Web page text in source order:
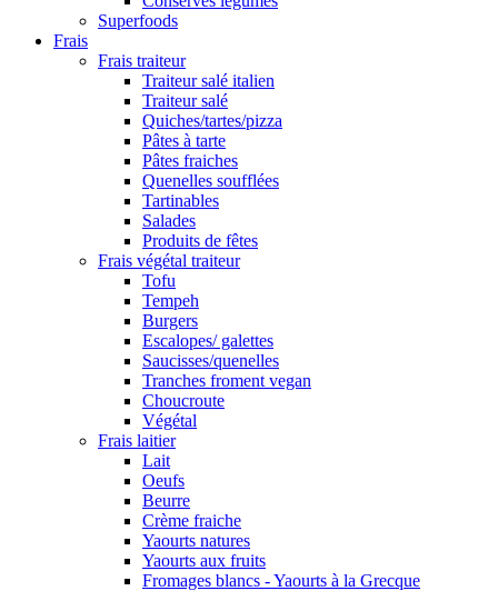
Superfoods
Frais
Frais traiteur
Traiteur salé italien
Traiteur salé
Quiches/tartes/pizza
Pâtes à tarte
Pâtes fraiches
Quenelles soufflées
Tartinables
Salades
Produits de fêtes
Frais végétal traiteur
Tofu
Tempeh
Burgers
Escalopes/ galettes
Saucisses/quenelles
Tranches froment vegan
Choucroute
Végétal
Frais laitier
Lait
Oeufs
Beurre
Crème fraiche
Yaourts natures
Yaourts aux fruits
Fromages blancs - Yaourts à la Grecque